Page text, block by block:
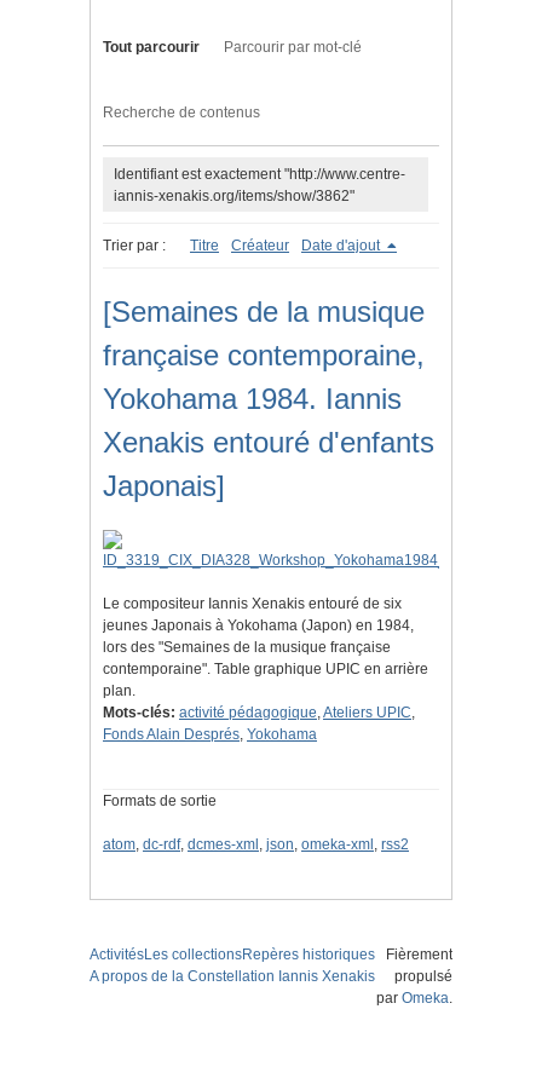
Tout parcourir Parcourir par mot-clé
Recherche de contenus
Identifiant est exactement "http://www.centre-
iannis-xenakis.org/items/show/3862"
Trier par : Titre Créateur Date d'ajout
[Semaines de la musique
française contemporaine,
Yokohama 1984. Iannis
Xenakis entouré d'enfants
Japonais]
Le compositeur Iannis Xenakis entouré de six
jeunes Japonais à Yokohama (Japon) en 1984,
lors des "Semaines de la musique française
contemporaine". Table graphique UPIC en arrière
plan.
Mots-clés: activité pédagogique,Ateliers UPIC,
Fonds Alain Després, Yokohama
Formats de sortie
atom, dc-rdf, dcmes-xml , json, omeka-xml , rss2
ActivitésLes collectionsRepères historiques
A propos de la Constellation Iannis Xenakis
Fièrement
propulsé
par Omeka.